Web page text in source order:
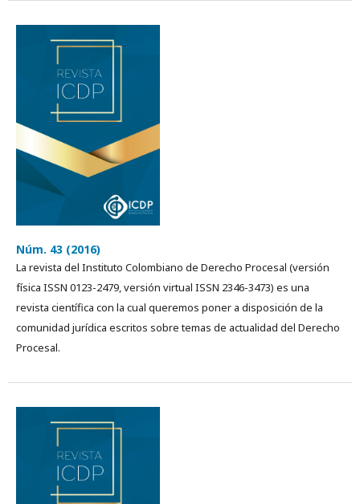
Núm. 43 (2016)
La revista del Instituto Colombiano de Derecho Procesal (versión
física ISSN 0123-2479, versión virtual ISSN 2346-3473) es una
revista cientí­fica con la cual queremos poner a disposición de la
comunidad jurídica escritos sobre temas de actualidad del Derecho
Procesal.